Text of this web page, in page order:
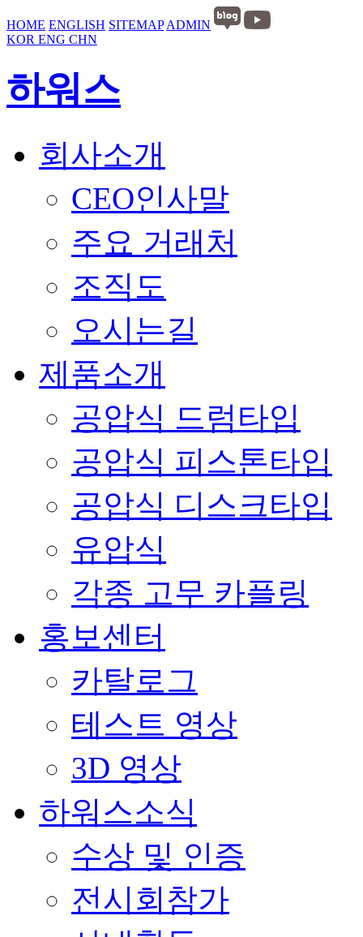
HOME ENGLISH SITEMAP ADMIN
KOR ENG CHN
하워스
회사소개
CEO인사말
주요 거래처
조직도
오시는길
제품소개
공압식 드럼타입
공압식 피스톤타입
공압식 디스크타입
유압식
각종 고무 카플링
홍보센터
카탈로그
테스트 영상
3D 영상
하워스소식
수상 및 인증
전시회참가